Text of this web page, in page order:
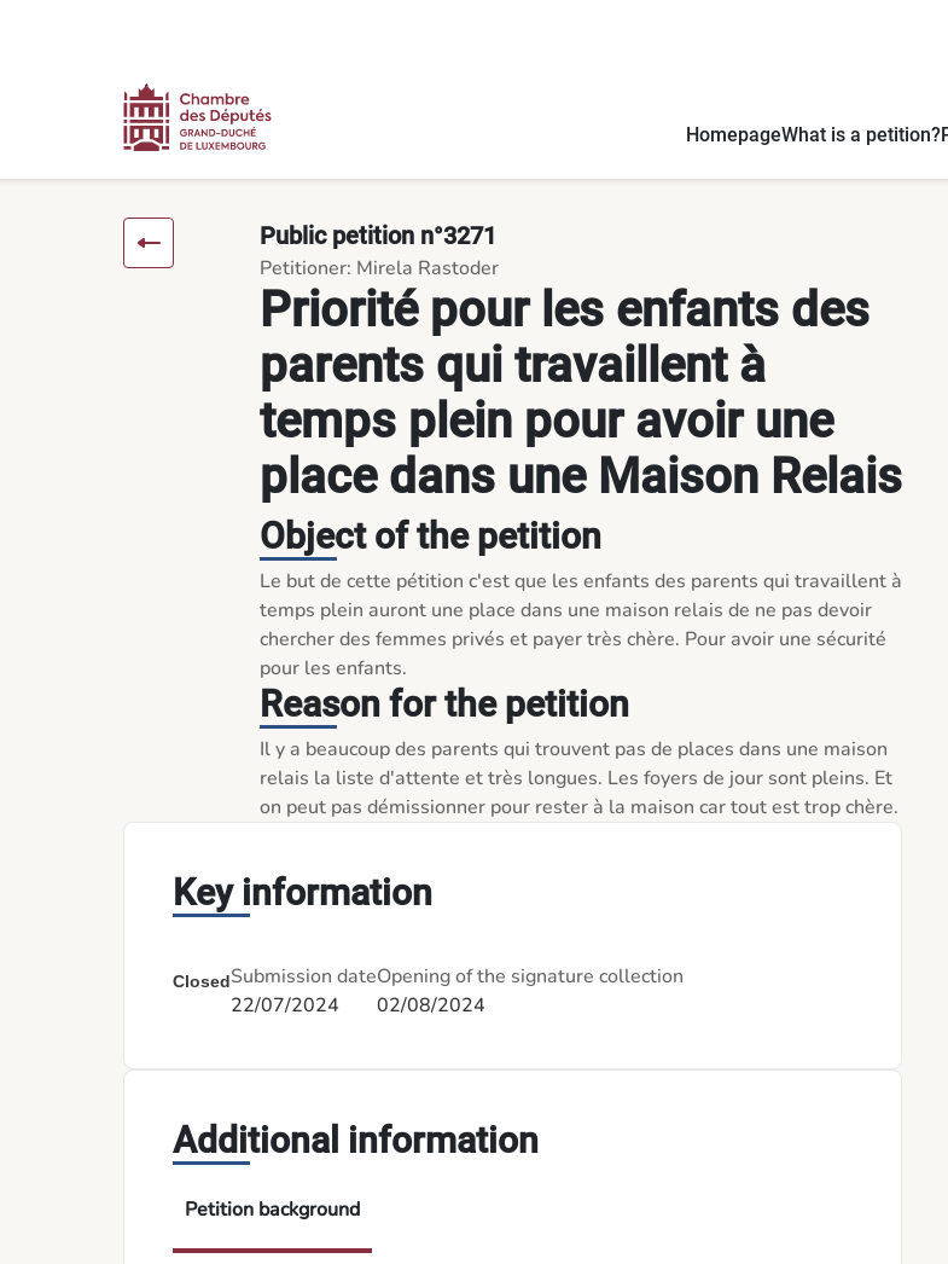
HomepageWhat is a petition?
Priorité pour les enfants des
parents qui travaillent à
temps plein pour avoir une
place dans une Maison Relais
Public petition n°3271
Petitioner: Mirela Rastoder
Object of the petition
Le but de cette pétition c'est que les enfants des parents qui travaillent à
temps plein auront une place dans une maison relais de ne pas devoir
chercher des femmes privés et payer très chère. Pour avoir une sécurité
pour les enfants.
Reason for the petition
Il y a beaucoup des parents qui trouvent pas de places dans une maison
relais la liste d'attente et très longues. Les foyers de jour sont pleins. Et
on peut pas démissionner pour rester à la maison car tout est trop chère.
Key information
ClosedSubmission date
22/07/2024
Opening of the signature collection
02/08/2024
Additional information
Petition background